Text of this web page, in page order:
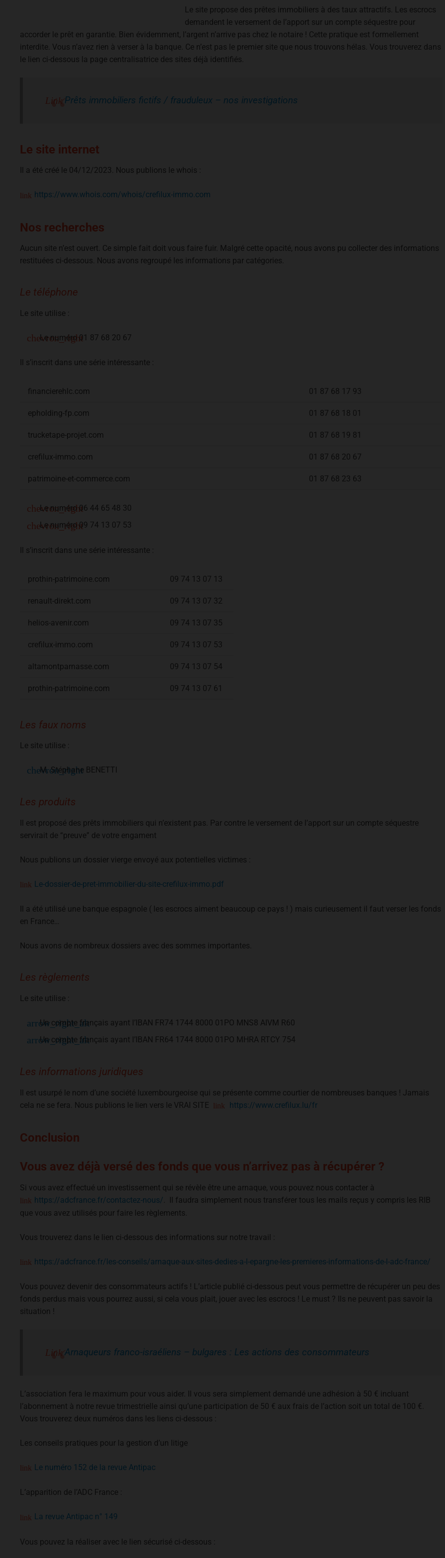
Le site propose des prêtes immobiliers à des taux attractifs. Les escrocs
demandent le versement de l’apport sur un compte séquestre pour
accorder le prêt en garantie. Bien évidemment, l’argent n’arrive pas chez le notaire ! Cette pratique est formellement
interdite. Vous n’avez rien à verser à la banque. Ce n’est pas le premier site que nous trouvons hélas. Vous trouverez dans
le lien ci-dessous la page centralisatrice des sites déjà identifiés.
Prêts immobiliers fictifs / frauduleux – nos investigations
Le site internet
Il a été créé le 04/12/2023. Nous publions le whois :
https://www.whois.com/whois/crefilux-immo.com
Nos recherches
Aucun site n’est ouvert. Ce simple fait doit vous faire fuir. Malgré cette opacité, nous avons pu collecter des informations
restituées ci-dessous. Nous avons regroupé les informations par catégories.
Le téléphone
Le site utilise :
Le numéro 01 87 68 20 67
Il s’inscrit dans une série intéressante :
financierehlc.com 01 87 68 17 93
epholding-fp.com 01 87 68 18 01
trucketape-projet.com 01 87 68 19 81
crefilux-immo.com 01 87 68 20 67
patrimoine-et-commerce.com 01 87 68 23 63
Le numéro 06 44 65 48 30
Le numéro 09 74 13 07 53
Il s’inscrit dans une série intéressante :
prothin-patrimoine.com 09 74 13 07 13
renault-direkt.com 09 74 13 07 32
helios-avenir.com 09 74 13 07 35
crefilux-immo.com 09 74 13 07 53
altamontparnasse.com 09 74 13 07 54
prothin-patrimoine.com 09 74 13 07 61
Les faux noms
Le site utilise :
M. Stéphane BENETTI
Les produits
Il est proposé des prêts immobiliers qui n’existent pas. Par contre le versement de l’apport sur un compte séquestre
servirait de “preuve” de votre engament
Nous publions un dossier vierge envoyé aux potentielles victimes :
Le-dossier-de-pret-immobilier-du-site-crefilux-immo.pdf
Il a été utilisé une banque espagnole ( les escrocs aiment beaucoup ce pays ! ) mais curieusement il faut verser les fonds
en France…
Nous avons de nombreux dossiers avec des sommes importantes.
Les règlements
Le site utilise :
Un compte français ayant l’IBAN FR74 1744 8000 01PO MNS8 AIVM R60
Un compte français ayant l’IBAN FR64 1744 8000 01PO MHRA RTCY 754
Les informations juridiques
Il est usurpé le nom d’une société luxembourgeoise qui se présente comme courtier de nombreuses banques ! Jamais
cela ne se fera. Nous publions le lien vers le VRAI SITE
https://www.crefilux.lu/fr
Conclusion
Vous avez déjà versé des fonds que vous n’arrivez pas à récupérer ?
Si vous avez effectué un investissement qui se révèle être une arnaque, vous pouvez nous contacter à
https://adcfrance.fr/contactez-nous/ . Il faudra simplement nous transférer tous les mails reçus y compris les RIB
que vous avez utilisés pour faire les règlements.
Vous trouverez dans le lien ci-dessous des informations sur notre travail :
https://adcfrance.fr/les-conseils/arnaque-aux-sites-dedies-a-l-epargne-les-premieres-informations-de-l-adc-france/
Vous pouvez devenir des consommateurs actifs ! L’article publié ci-dessous peut vous permettre de récupérer un peu des
fonds perdus mais vous pourrez aussi, si cela vous plait, jouer avec les escrocs ! Le must ? Ils ne peuvent pas savoir la
situation !
Arnaqueurs franco-israéliens – bulgares : Les actions des consommateurs
L’association fera le maximum pour vous aider. Il vous sera simplement demandé une adhésion à 50 € incluant
l’abonnement à notre revue trimestrielle ainsi qu’une participation de 50 € aux frais de l’action soit un total de 100 €.
Vous trouverez deux numéros dans les liens ci-dessous :
Les conseils pratiques pour la gestion d’un litige
Le numéro 152 de la revue Antipac
L’apparition de l’ADC France :
La revue Antipac n° 149
Vous pouvez la réaliser avec le lien sécurisé ci-dessous :